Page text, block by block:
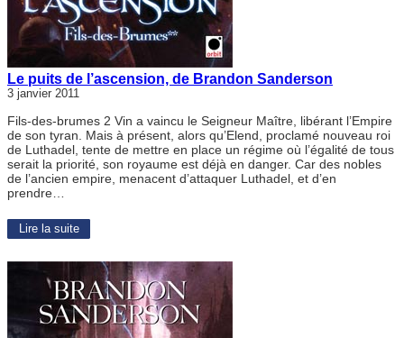
Le puits de l’ascension, de Brandon Sanderson
3 janvier 2011
Fils-des-brumes 2 Vin a vaincu le Seigneur Maître, libérant l’Empire
de son tyran. Mais à présent, alors qu’Elend, proclamé nouveau roi
de Luthadel, tente de mettre en place un régime où l’égalité de tous
serait la priorité, son royaume est déjà en danger. Car des nobles
de l’ancien empire, menacent d’attaquer Luthadel, et d’en
prendre…
Lire la suite